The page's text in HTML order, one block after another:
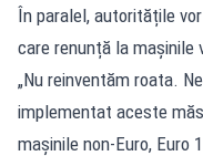
În paralel, autoritățile
care renunță la mașinile
„Nu reinventăm roata.
implementat aceste
mașinile non-Euro, Euro